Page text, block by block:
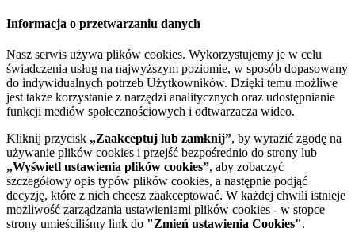
Informacja o przetwarzaniu danych
Nasz serwis używa plików cookies. Wykorzystujemy je w celu
świadczenia usług na najwyższym poziomie, w sposób dopasowany
do indywidualnych potrzeb Użytkowników. Dzięki temu możliwe
jest także korzystanie z narzędzi analitycznych oraz udostępnianie
funkcji mediów społecznościowych i odtwarzacza wideo.
Kliknij przycisk „Zaakceptuj lub zamknij”, by wyrazić zgodę na
używanie plików cookies i przejść bezpośrednio do strony lub
„Wyświetl ustawienia plików cookies”, aby zobaczyć
szczegółowy opis typów plików cookies, a następnie podjąć
decyzję, które z nich chcesz zaakceptować. W każdej chwili istnieje
możliwość zarządzania ustawieniami plików cookies - w stopce
strony umieściliśmy link do "Zmień ustawienia Cookies".